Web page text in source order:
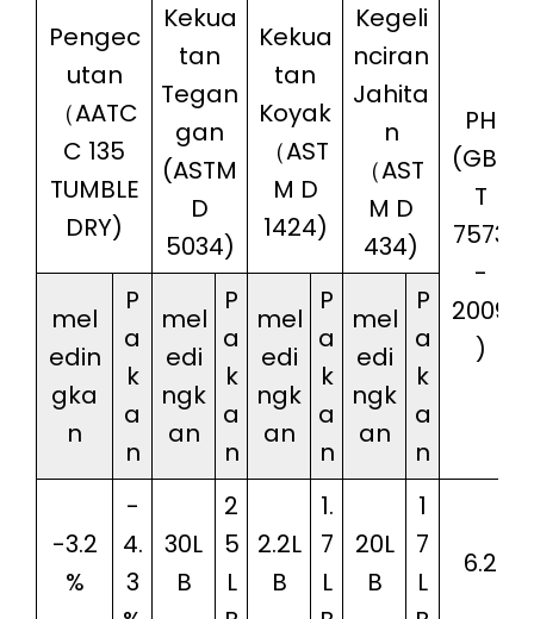
Pengec
utan
（AATC
C 135
TUMBLE
DRY)
Kekua
tan
Tegan
gan
(ASTM
D
5034)
Kekua
tan
Koyak
（AST
M D
1424)
Kegeli
nciran
Jahita
n
（AST
M D
434)
PH
(GB/
T
7573
-
2009
)
mel
edin
gka
n
P
a
k
a
n
mel
edi
ngk
an
P
a
k
a
n
mel
edi
ngk
an
P
a
k
a
n
mel
edi
ngk
an
P
a
k
a
n
-3.2
%
-
4.
3
30L
B
2
5
L
2.2L
B
1.
7
L
20L
B
1
7
L
6.2